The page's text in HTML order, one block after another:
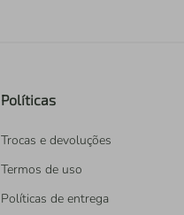
Políticas
Trocas e devoluções
Termos de uso
Políticas de entrega